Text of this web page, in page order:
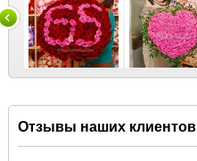
Отзывы наших клиентов